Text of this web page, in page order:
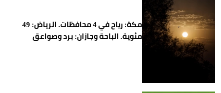
مكة: رياح في 4 محافظات. الرياض: 49
مئوية. الباحة وجازان: برد وصواعق